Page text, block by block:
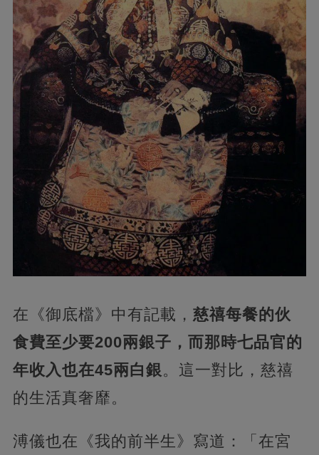
在《御底檔》中有記載， 慈禧每餐的伙
食費至少要200兩銀子，而那時七品官的
年收入也在45兩白銀。這一對比，慈禧
的生活真奢靡。
溥儀也在《我的前半生》寫道：「在宮